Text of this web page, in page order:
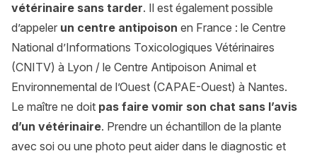
vétérinaire sans tarder. Il est également possible
d’appeler un centre antipoison en France : le Centre
National d’Informations Toxicologiques Vétérinaires
(CNITV) à Lyon / le Centre Antipoison Animal et
Environnemental de l’Ouest (CAPAE-Ouest) à Nantes.
Le maître ne doit pas faire vomir son chat sans l’avis
d’un vétérinaire. Prendre un échantillon de la plante
avec soi ou une photo peut aider dans le diagnostic et